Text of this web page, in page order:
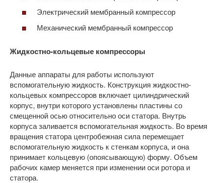
Электрический мембранный компрессор
Механический мембранный компрессор
Жидкостно-кольцевые компрессоры
Данные аппараты для работы используют
вспомогательную жидкость. Конструкция жидкостно-
кольцевых компрессоров включает цилиндрический
корпус, внутри которого установлены пластины со
смещенной осью относительно оси статора. Внутрь
корпуса заливается вспомогательная жидкость. Во время
вращения статора центробежная сила перемещает
вспомогательную жидкость к стенкам корпуса, и она
принимает кольцевую (опоясывающую) форму. Объем
рабочих камер меняется при изменении оси ротора и
статора.